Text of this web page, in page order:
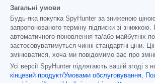
Загальні умови
Будь-яка покупка SpyHunter за зниженою
запропонованого терміну підписки зі знижкою.
автоматичного поновлення та/або майбутніх
застосовуватимуться чинні стандартні ціни.
змінюватися, хоча ми повідомимо вас про
Усі версії SpyHunter підлягають вашій згоді з
кінцевий продукт/Умовами обслуговування,